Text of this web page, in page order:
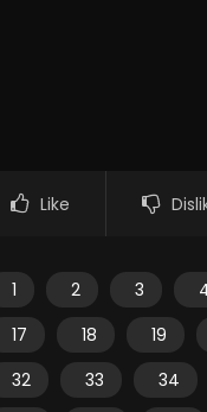
Like
1 2 3
17
18 19
32
33 34